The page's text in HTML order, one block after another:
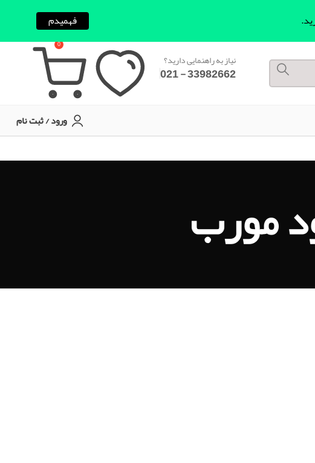
نیاز به راهنمایی دارید؟
33982662 - 021
0
ورود / ثبت نام
فهمیدم